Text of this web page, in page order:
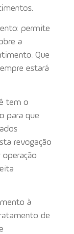
permite
a
Que
estará
tem o
para que
revogação
à
de